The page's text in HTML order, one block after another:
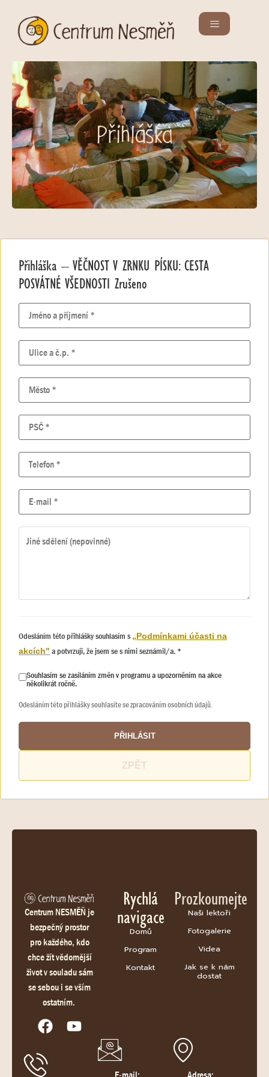
Přihláška
Přihláška – VĚČNOST V ZRNKU PÍSKU: CESTA
POSVÁTNÉ VŠEDNOSTI Zrušeno
Odesláním této přihlášky souhlasím s„Podmínkami účasti na
akcích" a potvrzuji, že jsem se s nimi seznámil/a. *
Souhlasím se zasíláním změn v programu a upozorněním na akce
několikrát ročně.
Odesláním této přihlášky souhlasíte se zpracováním osobních údajů.
PŘIHLÁSIT
ZPĚT
Centrum NESMĚŇ je
bezpečný prostor
pro každého, kdo
chce žít vědomější
život v souladu sám
se sebou i se vším
ostatním.
Rychlá
navigace
Domů
Program
Kontakt
Prozkoumejte
Naši lektoři
Fotogalerie
Videa
Jak se k nám
dostat